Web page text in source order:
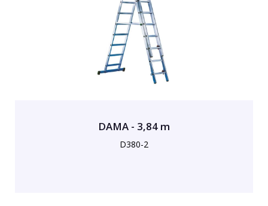
DAMA - 3,84 m
D380-2